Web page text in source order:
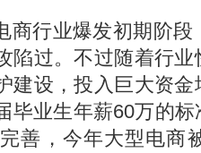
商行业爆发初期阶
陷过。不过随着行
建设，投入巨大资
毕业生年薪60万的
善，今年大型电商